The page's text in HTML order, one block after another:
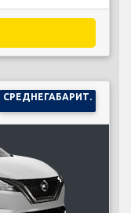
СРЕДНЕГАБАРИТ.